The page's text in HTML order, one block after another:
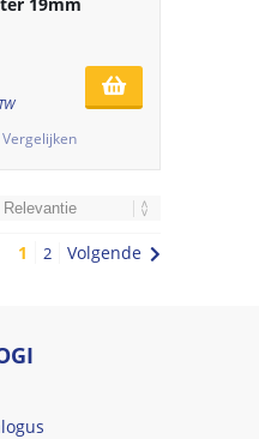
Vergelijken
1 2 Volgende